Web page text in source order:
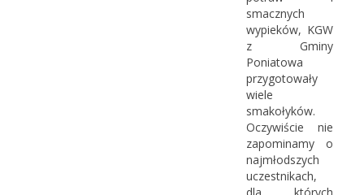
smacznych
wypieków, KGW
z Gminy
Poniatowa
przygotowały
wiele
smakołyków.
Oczywiście nie
zapominamy o
najmłodszych
uczestnikach,